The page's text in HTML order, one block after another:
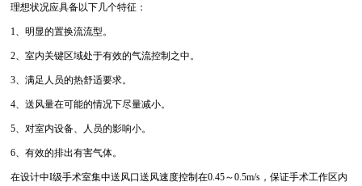
理想状况应具备以下几个特征：
1、明显的置换流流型。
2、室内关键区域处于有效的气流控制之中。
3、满足人员的热舒适要求。
4、送风量在可能的情况下尽量减小。
5、对室内设备、人员的影响小。
6、有效的排出有害气体。
在设计中I级手术室集中送风口送风速度控制在0.45～0.5m/s，保证手术工作区内